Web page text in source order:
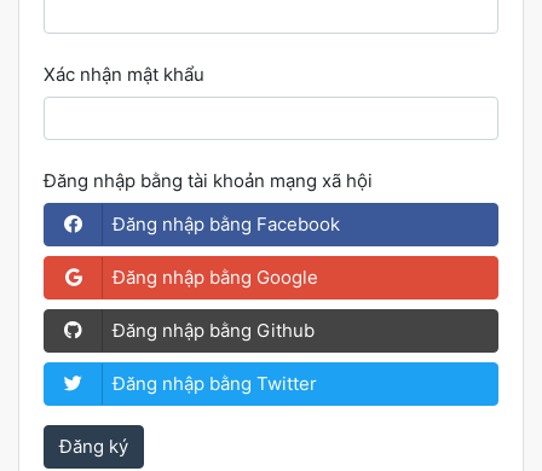
Xác nhận mật khẩu
Đăng nhập bằng tài khoản mạng xã hội
Đăng nhập bằng Facebook
Đăng nhập bằng Google
Đăng nhập bằng Github
Đăng nhập bằng Twitter
Đăng ký